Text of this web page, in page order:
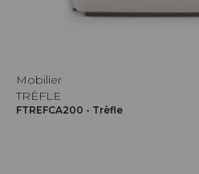
Mobilier
TRÈFLE
FTREFCA200 - Trèfle